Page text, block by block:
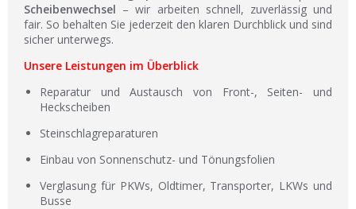
Scheibenwechsel – wir arbeiten schnell, zuverlässig und
fair. So behalten Sie jederzeit den klaren Durchblick und sind
sicher unterwegs.
Unsere Leistungen im Überblick
Reparatur und Austausch von Front-, Seiten- und
Heckscheiben
Steinschlagreparaturen
Einbau von Sonnenschutz- und Tönungsfolien
Verglasung für PKWs, Oldtimer, Transporter, LKWs und
Busse